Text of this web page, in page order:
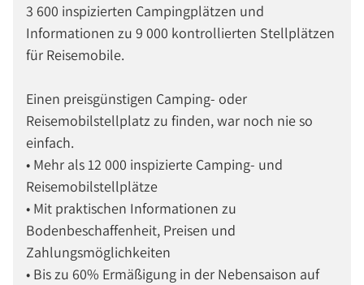
3 600 inspizierten Campingplätzen und
Informationen zu 9 000 kontrollierten Stellplätzen
für Reisemobile.
Einen preisgünstigen Camping- oder
Reisemobilstellplatz zu finden, war noch nie so
einfach.
• Mehr als 12 000 inspizierte Camping- und
Reisemobilstellplätze
• Mit praktischen Informationen zu
Bodenbeschaffenheit, Preisen und
Zahlungsmöglichkeiten
• Bis zu 60% Ermäßigung in der Nebensaison auf